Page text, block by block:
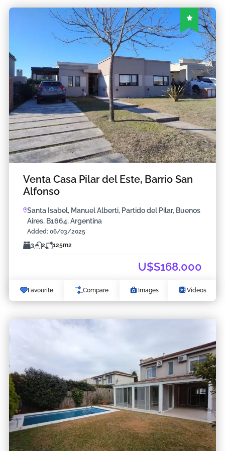
Venta Casa Pilar del Este, Barrio San
Alfonso
Santa Isabel, Manuel Alberti, Partido del Pilar, Buenos
Aires, B1664, Argentina
Added: 06/03/2025
3
2 125m2
U$S168.000
Favourite Compare Images Videos